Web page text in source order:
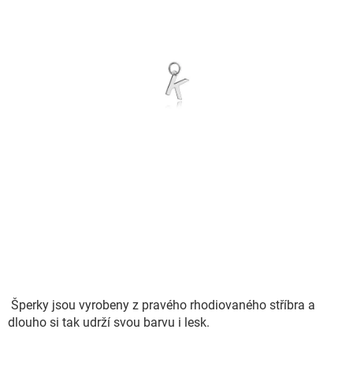
Šperky jsou vyrobeny z pravého rhodiovaného stříbra a
dlouho si tak udrží svou barvu i lesk.